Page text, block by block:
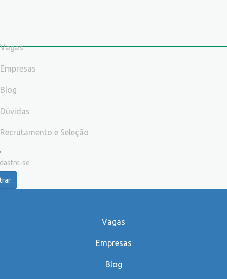
Vagas
Empresas
Blog
Dúvidas
Recrutamento e Seleção
se
Vagas
Empresas
Blog